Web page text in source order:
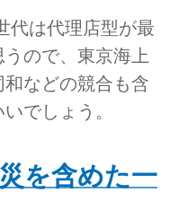
代は代理店型が最
ので、東京海上
などの競合も含
でしょう。
を含めた一